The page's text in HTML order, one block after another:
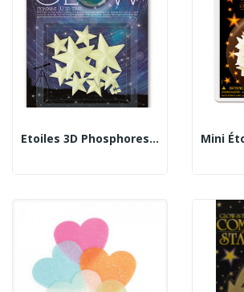
Etoiles 3D Phosphorescentes